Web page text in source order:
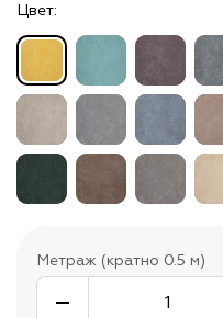
Цвет:
Метраж (кратно 0.5 м)